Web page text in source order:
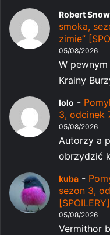
Robert Snow
smoka,
zimie”
05/08/2026
W
Krainy
lolo -
3, odcinek
05/08/2026
Autorzy a
obrzydzić
kuba -
sezon 3,
[SPOILERY]
05/08/2026
Vermithor